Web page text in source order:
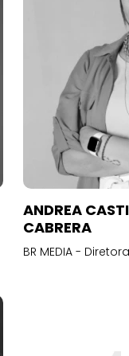
ANDREA
CABRERA
BR MEDIA -